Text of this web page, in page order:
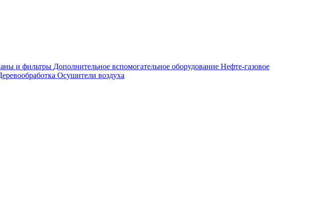
и фильтры Дополнительное вспомогательное оборудование Нефте-газовое
Осушители воздуха